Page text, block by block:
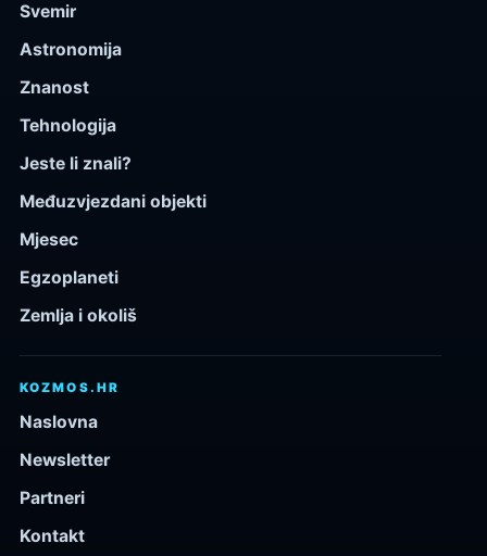
Svemir
Astronomija
Znanost
Tehnologija
Jeste li znali?
Međuzvjezdani objekti
Mjesec
Egzoplaneti
Zemlja i okoliš
KOZMOS.HR
Naslovna
Newsletter
Partneri
Kontakt